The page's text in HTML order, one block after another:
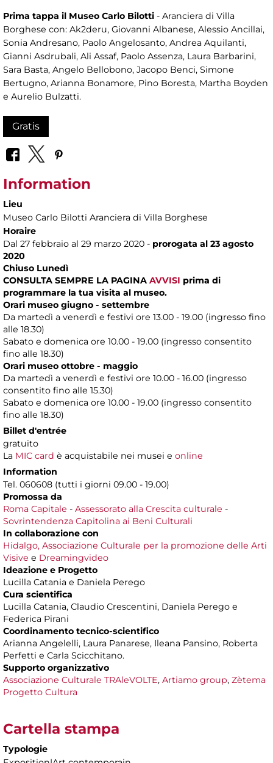
Prima tappa il Museo Carlo Bilotti - Aranciera di Villa
Borghese con: Ak2deru, Giovanni Albanese, Alessio Ancillai,
Sonia Andresano, Paolo Angelosanto, Andrea Aquilanti,
Gianni Asdrubali, Ali Assaf, Paolo Assenza, Laura Barbarini,
Sara Basta, Angelo Bellobono, Jacopo Benci, Simone
Bertugno, Arianna Bonamore, Pino Boresta, Martha Boyden
e Aurelio Bulzatti.
Gratis
Information
Lieu
Museo Carlo Bilotti Aranciera di Villa Borghese
Horaire
Dal 27 febbraio al 29 marzo 2020 - prorogata al 23 agosto
2020
Chiuso Lunedì
CONSULTA SEMPRE LA PAGINA AVVISI prima di
programmare la tua visita al museo.
Orari museo giugno - settembre
Da martedì a venerdì e festivi ore 13.00 - 19.00 (ingresso fino
alle 18.30)
Sabato e domenica ore 10.00 - 19.00 (ingresso consentito
fino alle 18.30)
Orari museo ottobre - maggio
Da martedì a venerdì e festivi ore 10.00 - 16.00 (ingresso
consentito fino alle 15.30)
Sabato e domenica ore 10.00 - 19.00 (ingresso consentito
fino alle 18.30)
Billet d'entrée
gratuito
La MIC card è acquistabile nei musei e online
Information
Tel. 060608 (tutti i giorni 09.00 - 19.00)
Promossa da
Roma Capitale - Assessorato alla Crescita culturale -
Sovrintendenza Capitolina ai Beni Culturali
In collaborazione con
Hidalgo, Associazione Culturale per la promozione delle Arti
Visive e Dreamingvideo
Ideazione e Progetto
Lucilla Catania e Daniela Perego
Cura scientifica
Lucilla Catania, Claudio Crescentini, Daniela Perego e
Federica Pirani
Coordinamento tecnico-scientifico
Arianna Angelelli, Laura Panarese, Ileana Pansino, Roberta
Perfetti e Carla Scicchitano.
Supporto organizzativo
Associazione Culturale TRAleVOLTE, Artiamo group, Zètema
Progetto Cultura
Cartella stampa
Typologie